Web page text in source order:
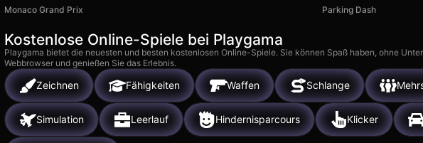
Monaco Grand Prix
Parking Dash
Kostenlose Online-Spiele bei Playgama
Playgama bietet die neuesten und besten kostenlosen Online-Spiele. Sie können Spaß haben, ohne
Webbrowser und genießen Sie das Erlebnis.
Zeichnen Fähigkeiten Waffen Schlange
Simulation Leerlauf Hindernisparcours Klicker